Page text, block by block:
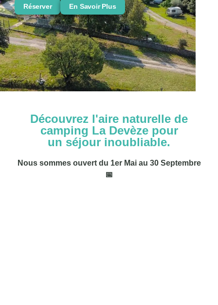
Réserver En Savoir Plus
Découvrez l'aire naturelle de
camping La Devèze pour
un séjour inoubliable.
Nous sommes ouvert du 1er Mai au 30 Septembre
📅